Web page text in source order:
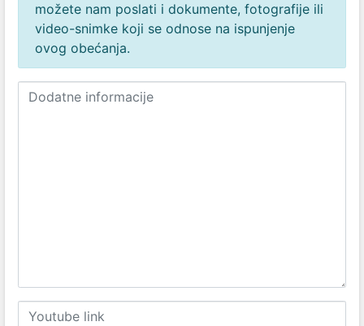
možete nam poslati i dokumente, fotografije ili
video-snimke koji se odnose na ispunjenje
ovog obećanja.